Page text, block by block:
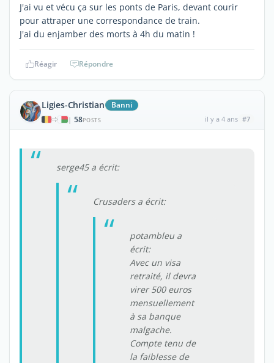
J'ai vu et vécu ça sur les ponts de Paris, devant courir
pour attraper une correspondance de train.
J'ai du enjamber des morts à 4h du matin !
Réagir Répondre
Ligies-Christian Banni
| 58POSTS il y a 4 ans #7
serge45 a écrit:
Crusaders a écrit:
potambleu a
écrit:
Avec un visa
retraité, il devra
virer 500 euros
mensuellement
à sa banque
malgache.
Compte tenu de
la faiblesse de